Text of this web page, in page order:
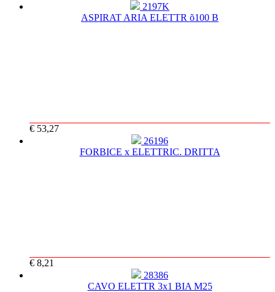
2197K
ASPIRAT ARIA ELETTR õ100 B
€ 53,27
26196
FORBICE x ELETTRIC. DRITTA
€ 8,21
28386
CAVO ELETTR 3x1 BIA M25